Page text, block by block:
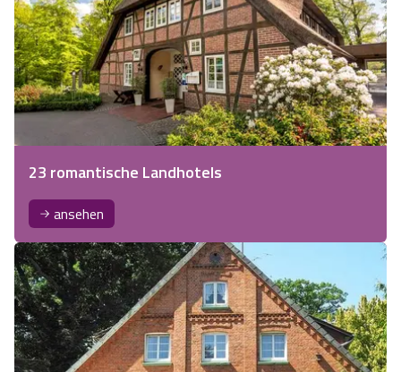
23 romantische Landhotels
ansehen